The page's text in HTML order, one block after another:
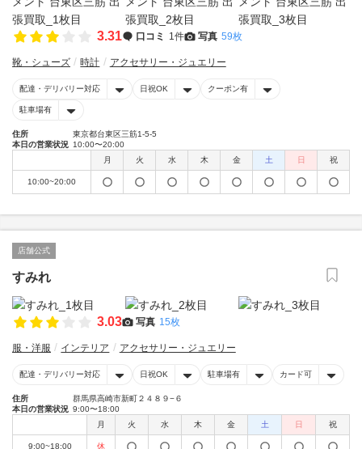
3.31 口コミ 1件 写真 59枚
靴・シューズ 時計 アクセサリー・ジュエリー
配達・デリバリー対応 日祝OK クーポン有
駐車場有
住所
東京都台東区三筋1-5-5
本日の営業状況 10:00〜20:00
月
火 水 木 金 土 日 祝
10:00~20:00
店舗公式
すみれ
3.03 写真 15枚
服・洋服 インテリア アクセサリー・ジュエリー
配達・デリバリー対応 日祝OK 駐車場有 カード可
住所
群馬県高崎市新町２４８９−６
本日の営業状況 9:00〜18:00
月
火 水 木 金 土 日 祝
9:00~18:00 休